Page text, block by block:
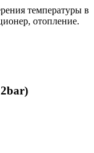
температуры в
отопление.